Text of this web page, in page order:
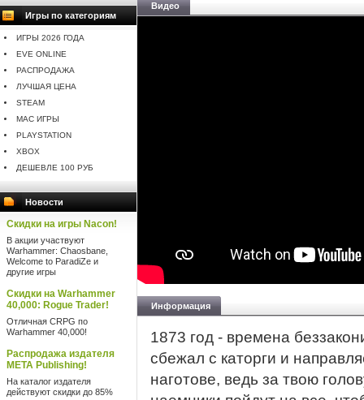
Игры по категориям
ИГРЫ 2026 ГОДА
EVE ONLINE
РАСПРОДАЖА
ЛУЧШАЯ ЦЕНА
STEAM
MAC ИГРЫ
PLAYSTATION
XBOX
ДЕШЕВЛЕ 100 РУБ
Новости
Скидки на игры Nacon!
В акции участвуют
Warhammer: Chaosbane,
Welcome to ParadiZe и
другие игры
Скидки на Warhammer
40,000: Rogue Trader!
Отличная CRPG по
Warhammer 40,000!
Распродажа издателя
META Publishing!
На каталог издателя
действуют скидки до 85%
Видео
Информация
1873 год - времена
сбежал с каторги и
наготове, ведь за твою